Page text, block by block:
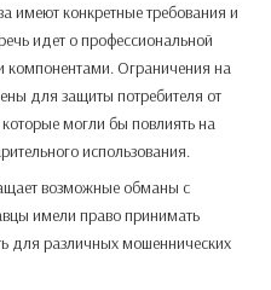
имеют конкретные требования и
идет о профессиональной
Ограничения на
для защиты потребителя от
могли бы повлиять на
использования.
возможные обманы с
имели право принимать
для различных мошеннических